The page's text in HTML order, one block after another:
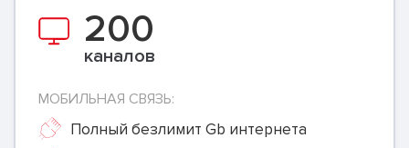
200
каналов
МОБИЛЬНАЯ СВЯЗЬ:
Полный безлимит Gb интернета